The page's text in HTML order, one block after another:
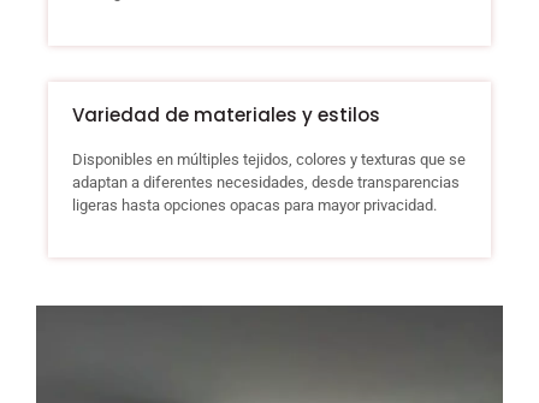
Variedad de materiales y estilos
Disponibles en múltiples tejidos, colores y texturas que se
adaptan a diferentes necesidades, desde transparencias
ligeras hasta opciones opacas para mayor privacidad.